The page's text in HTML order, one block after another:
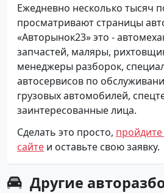
Ежедневно несколько тысяч
просматривают страницы
«Авторынок23» это -
запчастей, маляры,
менеджеры разборок,
автосервисов по
грузовых автомобилей,
заинтересованные лица.
Сделать это просто,
сайте и оставьте свою заявку.
Другие